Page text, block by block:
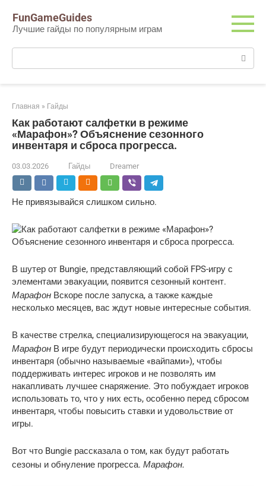
контенту
FunGameGuides
Лучшие гайды по популярным играм
Поиск:
Главная » Гайды
Как работают салфетки в режиме
«Марафон»? Объяснение сезонного
инвентаря и сброса прогресса.
03.03.2026 Гайды Dreamer
Не привязывайся слишком сильно.
В шутер от Bungie, представляющий собой FPS-игру с
элементами эвакуации, появится сезонный контент.
Марафон Вскоре после запуска, а также каждые
несколько месяцев, вас ждут новые интересные события.
В качестве стрелка, специализирующегося на эвакуации,
Марафон В игре будут периодически происходить сбросы
инвентаря (обычно называемые «вайпами»), чтобы
поддерживать интерес игроков и не позволять им
накапливать лучшее снаряжение. Это побуждает игроков
использовать то, что у них есть, особенно перед сбросом
инвентаря, чтобы повысить ставки и удовольствие от
игры.
Вот что Bungie рассказала о том, как будут работать
сезоны и обнуление прогресса. Марафон.